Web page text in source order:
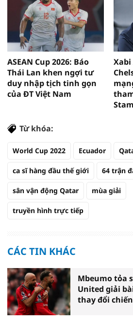
ASEAN Cup 2026: Báo
Thái Lan khen ngợi tư
duy nhập tịch tinh gọn
của ĐT Việt Nam
Từ khóa:
World Cup 2022 Ecuador
ca sĩ hàng đầu thế giới 64 trận
sân vận động Qatar mùa giải
truyền hình trực tiếp
CÁC TIN KHÁC
Mbeumo tỏa
United giải
thay đổi